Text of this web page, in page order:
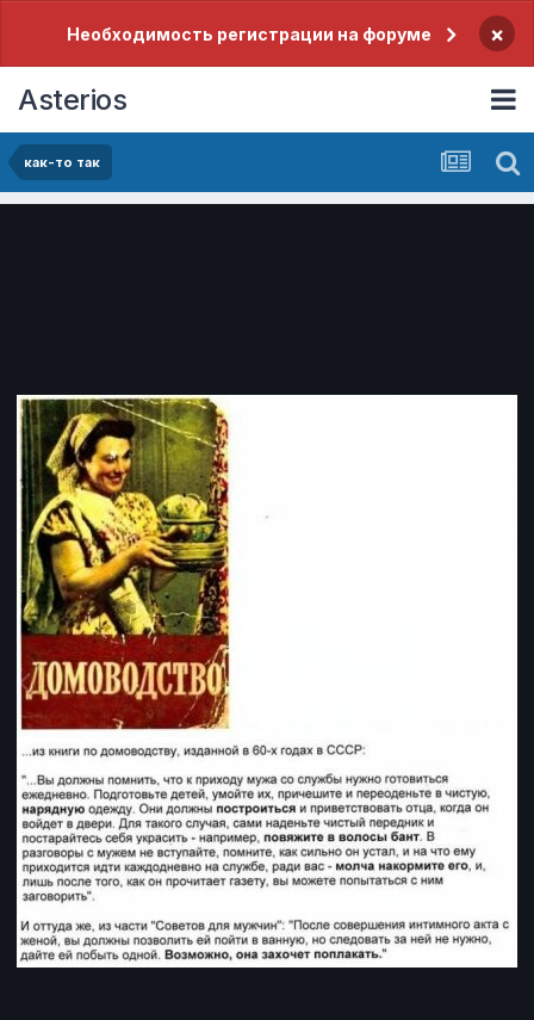
Необходимость регистрации на форуме ×
Asterios
как-то так